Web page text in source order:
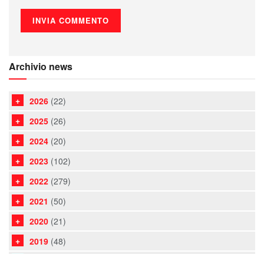
Archivio news
2026 (22)
2025 (26)
2024 (20)
2023 (102)
2022 (279)
2021 (50)
2020 (21)
2019 (48)